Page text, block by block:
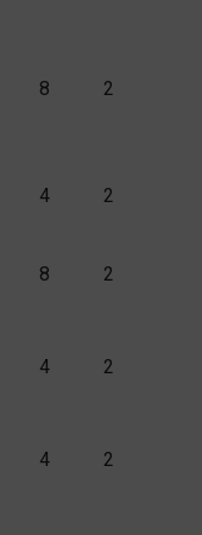
8 2
4 2
8 2
4 2
4 2